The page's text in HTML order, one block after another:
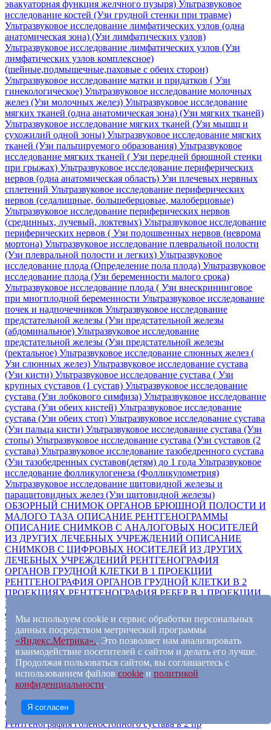
эвакуаторная функция желчного пузыря) Ультразвуковое
исследование костей (Узи грудной стенки при травме)
Ультразвуковое исследование лимфатических узлов (одна
анатомическая зона) (Узи лимфатических узлов)
Ультразвуковое исследование лимфатических узлов (Узи
лимфатических узлов комплексное)
(шейные,подмышечные,паховые с обеих сторон)
Ультразвуковое исследование матки и придатков ( Узи
гинекологическое) Ультразвуковое исследование молочных
желез (Узи молочных желез) Ультразвуковое исследование
мягких тканей (одна анатомическая зона) (Узи мягких тканей)
Ультразвуковое исследование мягких тканей (Узи мышщ и
сухожилий одной зоны) Ультразвуковое исследование мягких
тканей (Узи пальпируемого образования) Ультразвуковое
исследование мягких тканей ( Узи передней брюшной стенки
при грыжах) Ультразвуковое исследование периферических
нервов (одна анатомическая область) Узи плечевых нервных
сплетений Ультразвуковое исследование периферических
нервов (седалищные, большеберцовые, малоберцовые)
Ультразвуковое исследование периферических нервов
(срединных, лучевый, локтевых) Ультразвуковое исследование
периферических нервов ( Узи подошвенных нервов (неврома
мортона) Ультразвуковое исследование плевральной полости
(Узи плевральной полости и легких) Ультразвуковое
исследование плода (Определение пола плода) Ультразвуковое
исследование плода (Узи беременности малого срока)
Ультразвуковое исследование плода ( Узи внескрининговое
при многплодной беременности Ультразвуковое исследование
почек и надпочечников Ультразвуковое исследование
предстательной железы (Узи предстательной железы
(абдоминальное) Ультразвуковое исследование
предстательной железы (Узи предстательной железы
(ректальное) Ультразвуковое исследование слюнных желез (
Узи слюнных желез) Ультразвуковое исследование сустава
(Узи кисти) Ультразвуковое исследование сустава ( Узи
крупных суставов (1 сустав) Ультразвуковое исследование
сустава (Узи лобкового симфиза) Ультразвуковое исследование
сустава (Узи обеих кистей) Ультразвуковое исследование
сустава (Узи обеих стоп) Ультразвуковое исследование сустава
(Узи пальца кисти) Ультразвуковое исследование сустава (Узи
стопы) Ультразвуковое исследование сустава (Узи суставов (2
сустава) Ультразвуковое исследование тазобедренного сустава
(Узи тазобедренных суставов(детям) до 1 года Ультразвуковое
исследование фолликулогенеза (Фолликулометрия)
Ультразвуковое исследование щитовидной железы и
паращитовидных желез (Узи щитовидной железы)
ОБЗОРНЫЙ СНИМОК ОРГАНОВ БРЮШНОЙ ПОЛОСТИ И
МАЛОГО ТАЗА ОПИСАНИЕ РЕНТГЕНОГРАММЫ
ОПИСАНИЕ СНИМКОВ С АНАЛОГОВЫХ НОСИТЕЛЕЙ
ИЗ ДРУГИХ ЛЕЧЕБНЫХ УЧРЕЖДЕНИЙ ОПИСАНИЕ
СНИМКОВ С ЦИФРОВЫХ НОСИТЕЛЕЙ ИЗ ДРУГИХ
ЛЕЧЕБНЫХ УЧРЕЖДЕНИЙ РЕНТГЕНОГРАФИЯ
ОРГАНОВ ГРУДНОЙ КЛЕТКИ В 1 ПРОЕКЦИИ
РЕНТГЕНОГРАФИЯ ОРГАНОВ ГРУДНОЙ КЛЕТКИ В 2
ПРОЕКЦИЯХРЕНТГЕНОГРАФИЯ РЕБЕР В 1 ПРОЕКЦИИ
РЕНТГЕНОГРАФИЯ РЕБЕР В 2-Х ПРОЕКЦИЯХ
ФЛЮОРОГРАФИЯ
ФЛЮОРОГРАФИЯВ 2-Х ПРОЕКЦИЯХ
Распечатка снимка на рентгеновской пленке (1 шт)
Рентгенография 1-го и 2-го шейного позвонка
Рентгенография верхней конечности (плечев.кость, кости
предплеч., кисть) в 2 проекцияхРентгенография верхней
конечности (Рентгенография верхней конечности
(плечев.кость, кости предплеч., кисть) в 1 проекции)
Рентгенография всего черепа, в одной или более проекциях
(Рентгенография костей черепа в 2-х проекциях)
Рентгенография голеностопного сустава в 1 пр
Рентгенография голеностопного сустава в 2 пр
Мы используем cookie и сервис обработки персональных
данных посредством метрической программы
«Яндекс.Метрика».. Это позволяет нам анализировать
взаимодействие посетителей с сайтом и делать его лучше.
Продолжая пользоваться сайтом, вы соглашаетесь с
использованием файлов cookie и политикой
конфиденциальности.
Я согласен